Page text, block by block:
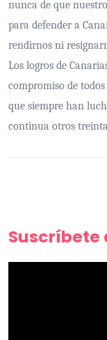
nunca de que
para defender a
rendirnos ni
Los logros de
compromiso de
que siempre han
continua otros treinta
Suscríbete